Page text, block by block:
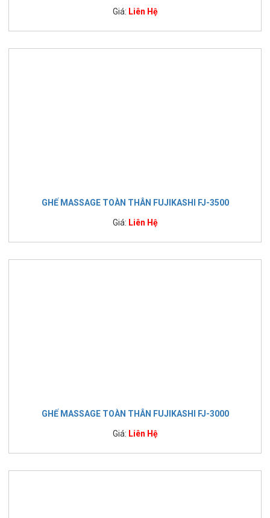
Giá: Liên Hệ
GHẾ MASSAGE TOÀN THÂN FUJIKASHI FJ-3500
Giá: Liên Hệ
GHẾ MASSAGE TOÀN THÂN FUJIKASHI FJ-3000
Giá: Liên Hệ